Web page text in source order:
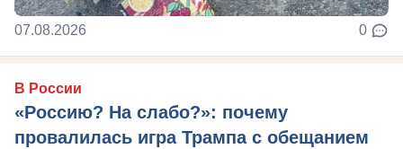
07.08.2026 0
В России
«Россию? На слабо?»: почему
провалилась игра Трампа с обещанием